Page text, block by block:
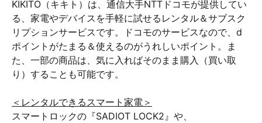
KIKITO（キキト）は、通信大手NTTドコモが提供してい
る、家電やデバイスを手軽に試せるレンタル＆サブスク
リプションサービスです。ドコモのサービスなので、d
ポイントがたまる＆使えるのがうれしいポイント。ま
た、一部の商品は、気に入ればそのまま購入（買い取
り）することも可能です。
＜レンタルできるスマート家電＞
スマートロックの『SADIOT LOCK2』や、